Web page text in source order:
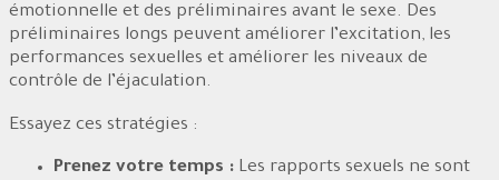
émotionnelle et des préliminaires avant le sexe. Des
préliminaires longs peuvent améliorer l’excitation, les
performances sexuelles et améliorer les niveaux de
contrôle de l’éjaculation.
Essayez ces stratégies :
Prenez votre temps : Les rapports sexuels ne sont